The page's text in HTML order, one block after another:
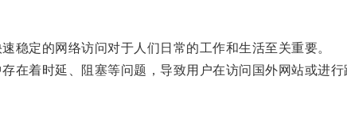
定的网络访问对于人们日常的工作和生活至关重要。
着时延、阻塞等问题，导致用户在访问国外网站或进行